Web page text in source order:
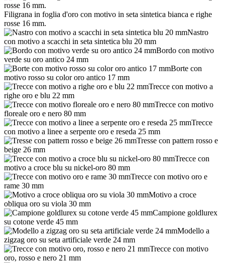
Filigrana in foglia d'oro con motivo in seta sintetica bianca e righe
rosse 16 mm.
Nastro
con motivo a scacchi in seta sintetica blu 20 mm
Bordo con motivo
verde su oro antico 24 mm
Borte con
motivo rosso su color oro antico 17 mm
Trecce con motivo a
righe oro e blu 22 mm
Trecce con motivo
floreale oro e nero 80 mm
Trecce
con motivo a linee a serpente oro e reseda 25 mm
Tresse con pattern rosso e
beige 26 mm
Trecce con
motivo a croce blu su nickel-oro 80 mm
Trecce con motivo oro e
rame 30 mm
Motivo a croce
obliqua oro su viola 30 mm
Campione goldlurex
su cotone verde 45 mm
Modello a
zigzag oro su seta artificiale verde 24 mm
Trecce con motivo
oro, rosso e nero 21 mm